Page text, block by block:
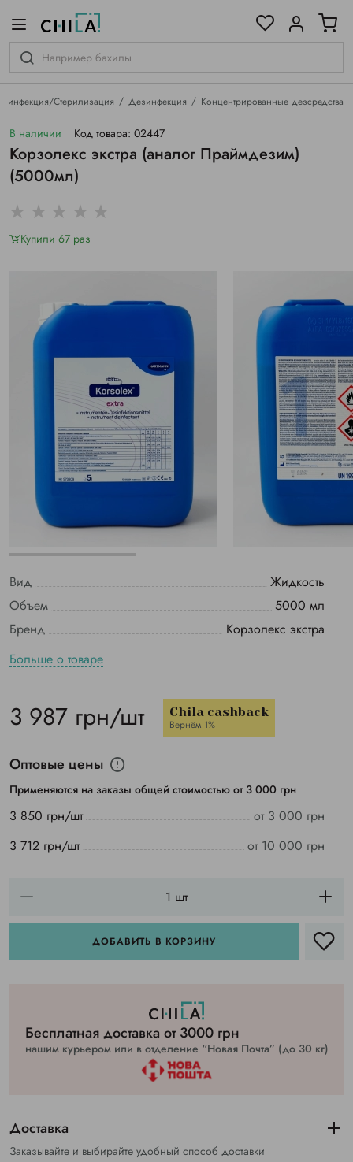
Стерилизация Дезинфекция Концентрированные дезсредства
В наличии Код товара: 02447
Корзолекс экстра (аналог Праймдезим)
(5000мл)
Купили 67 раз
Вид
Жидкость
Объем
5000 мл
Бренд
Корзолекс экстра
Больше о товаре
3 987 грн/шт Chila cashback
Вернём 1%
Оптовые цены
Применяются на заказы общей стоимостью от 3 000 грн
3 850 грн/шт
от 3 000 грн
3 712 грн/шт
от 10 000 грн
ДОБАВИТЬ В КОРЗИНУ
Бесплатная доставка от 3000 грн
нашим курьером или в отделение “Новая Почта” (до 30 кг)
Доставка
Заказывайте и выбирайте удобный способ доставки
гамме